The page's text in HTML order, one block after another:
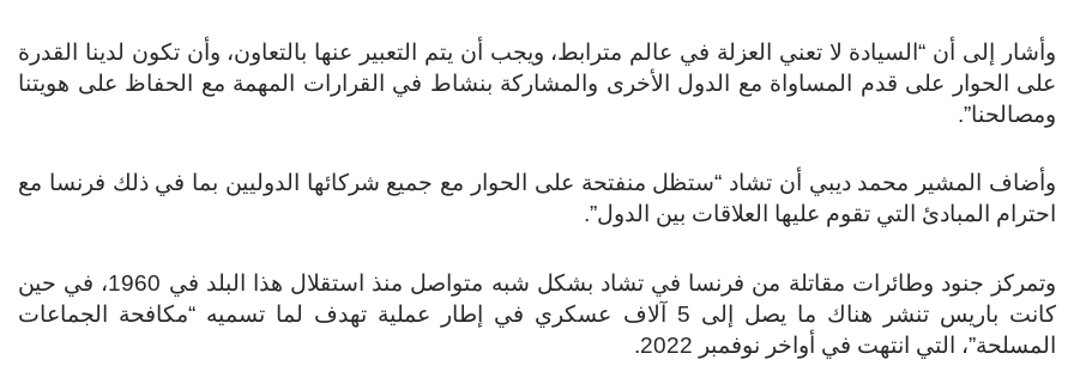
وأشار إلى أن “السيادة لا تعني العزلة في عالم مترابط، ويجب أن يتم التعبير عنها بالتعاون، وأن تكون لدينا القدرة
على الحوار على قدم المساواة مع الدول الأخرى والمشاركة بنشاط في القرارات المهمة مع الحفاظ على هويتنا
ومصالحنا”.
وأضاف المشير محمد ديبي أن تشاد “ستظل منفتحة على الحوار مع جميع شركائها الدوليين بما في ذلك فرنسا مع
احترام المبادئ التي تقوم عليها العلاقات بين الدول”.
وتمركز جنود وطائرات مقاتلة من فرنسا في تشاد بشكل شبه متواصل منذ استقلال هذا البلد في 1960، في حين
كانت باريس تنشر هناك ما يصل إلى 5 آلاف عسكري في إطار عملية تهدف لما تسميه “مكافحة الجماعات
المسلحة”، التي انتهت في أواخر نوفمبر 2022.